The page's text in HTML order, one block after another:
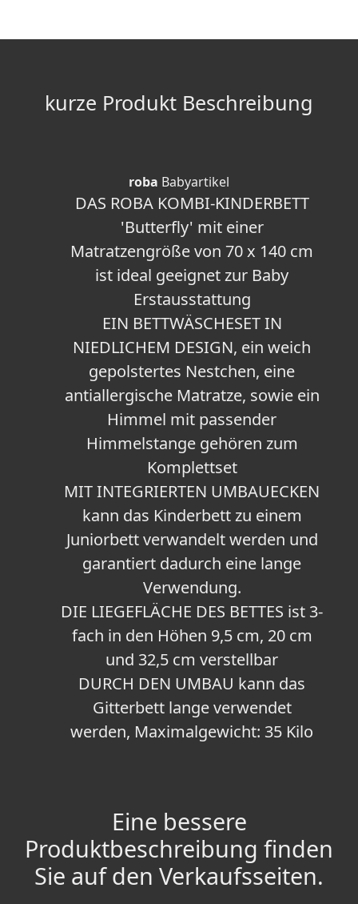
kurze Produkt Beschreibung
roba Babyartikel
DAS ROBA KOMBI-KINDERBETT
'Butterfly' mit einer
Matratzengröße von 70 x 140 cm
ist ideal geeignet zur Baby
Erstausstattung
EIN BETTWÄSCHESET IN
NIEDLICHEM DESIGN, ein weich
gepolstertes Nestchen, eine
antiallergische Matratze, sowie ein
Himmel mit passender
Himmelstange gehören zum
Komplettset
MIT INTEGRIERTEN UMBAUECKEN
kann das Kinderbett zu einem
Juniorbett verwandelt werden und
garantiert dadurch eine lange
Verwendung.
DIE LIEGEFLÄCHE DES BETTES ist 3-
fach in den Höhen 9,5 cm, 20 cm
und 32,5 cm verstellbar
DURCH DEN UMBAU kann das
Gitterbett lange verwendet
werden, Maximalgewicht: 35 Kilo
Eine bessere
Produktbeschreibung finden
Sie auf den Verkaufsseiten.